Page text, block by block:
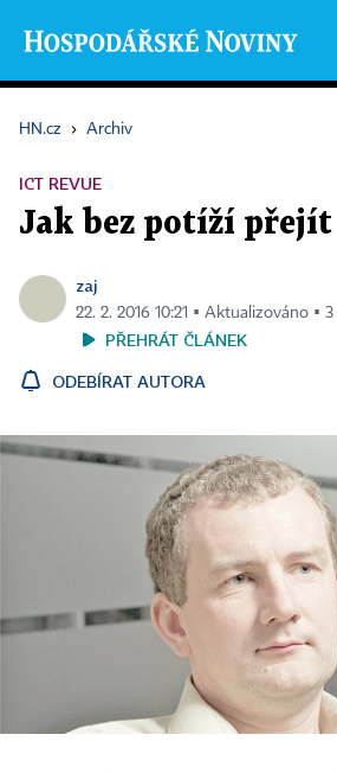
HN.cz › Archiv
ICT REVUE
Jak bez potíží
zaj
22. 2. 2016 10:21 ▪ Aktualizováno ▪
PŘEHRÁT ČLÁNEK
ODEBÍRAT AUTORA